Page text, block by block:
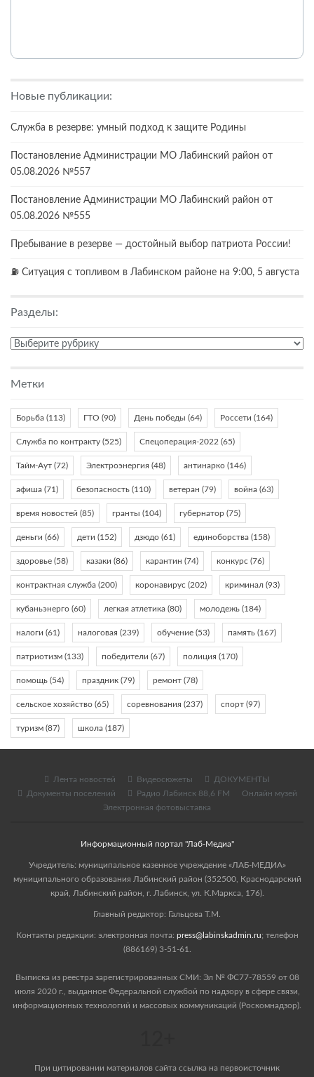
Новые публикации:
Служба в резерве: умный подход к защите Родины
Постановление Администрации МО Лабинский район от
05.08.2026 №557
Постановление Администрации МО Лабинский район от
05.08.2026 №555
Пребывание в резерве — достойный выбор патриота России!
⛽️ Ситуация с топливом в Лабинском районе на 9:00, 5 августа
Разделы:
Разделы:
Метки
Борьба (113) ГТО (90) День победы (64) Россети (164)
Служба по контракту (525) Спецоперация-2022 (65)
Тайм-Аут (72) Электроэнергия (48) антинарко (146)
афиша (71) безопасность (110) ветеран (79) война (63)
время новостей (85) гранты (104) губернатор (75)
деньги (66) дети (152) дзюдо (61) единоборства (158)
здоровье (58) казаки (86) карантин (74) конкурс (76)
контрактная служба (200) коронавирус (202) криминал (93)
кубаньэнерго (60) легкая атлетика (80) молодежь (184)
налоги (61) налоговая (239) обучение (53) память (167)
патриотизм (133) победители (67) полиция (170)
помощь (54) праздник (79) ремонт (78)
сельское хозяйство (65) соревнования (237) спорт (97)
туризм (87) школа (187)
Лента новостей Видеосюжеты
ДОКУМЕНТЫ
Документы поселений
Радио Лабинск 88,6 FM
Онлайн музей
Электронная фотовыставка
Информационный портал "Лаб-Медиа"
Учредитель: муниципальное казенное учреждение «ЛАБ-МЕДИА»
муниципального образования Лабинский район (352500, Краснодарский
край, Лабинский район, г. Лабинск, ул. К.Маркса, 176).
Главный редактор: Гальцова Т.М.
Контакты редакции: электронная почта: press@labinskadmin.ru; телефон
(886169) 3-51-61.
Выписка из реестра зарегистрированных СМИ: Эл № ФС77-78559 от 08
июля 2020 г., выданное Федеральной службой по надзору в сфере связи,
информационных технологий и массовых коммуникаций (Роскомнадзор).
При цитировании материалов сайта ссылка на первоисточник